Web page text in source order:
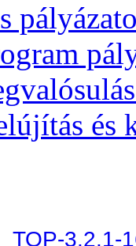
és
TOP-3.2.1-